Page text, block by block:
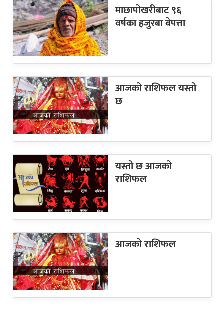
माछापोखरीबाट ९६
वर्षका हजुरबा बेपत्ता
आजको राशिफल यस्तो
छ
यस्तो छ आजको
राशिफल
आजकाे राशिफल